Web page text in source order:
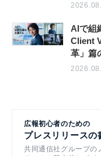
AIで組
Client
革」篇
広報初心者のための
プレスリリースの
共同通信社グループの